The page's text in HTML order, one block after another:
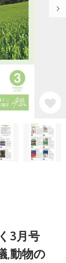
3月号
,動物の